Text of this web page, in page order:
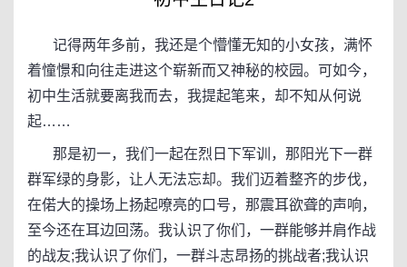
记得两年多前，我还是个懵懂无知的小女孩，满怀
着憧憬和向往走进这个崭新而又神秘的校园。可如今，
初中生活就要离我而去，我提起笔来，却不知从何说
起……
那是初一，我们一起在烈日下军训，那阳光下一群
群军绿的身影，让人无法忘却。我们迈着整齐的步伐，
在偌大的操场上扬起嘹亮的口号，那震耳欲聋的声响，
至今还在耳边回荡。我认识了你们，一群能够并肩作战
的战友;我认识了你们，一群斗志昂扬的挑战者;我认识